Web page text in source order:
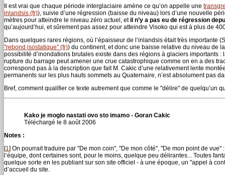
Il est vrai que chaque période interglaciaire amène ce qu’on appelle une
inlandsis (fr)), suivie d’une régression (baisse du niveau) lors d’une nouvelle
mètres pour atteindre le niveau zéro actuel, etil n’y a pas eu de régression
qu’aujourd’hui, et sûrement pas assez pour atteindre Visoko qui est à plus de
Dans quelques rares régions, où l’épaisseur de l’inlandsis était très
"rebond isostatique" (fr)) du continent, et donc une baisse relative du niveau de
possibilité d’inondations brutales existe dans des régions à glaciers importants
rupture du barrage peut amener une crue catastrophique comme on en a des
correspond pas à la description que fait M. Cakic d’une relativement lente
permanents sur les plus hauts sommets au Quaternaire, n’est absolument pas
Bref, comment qualifier ce texte autrement que comme le "délire" de quelqu’un
Kako je moglo nastati ovo sto imamo - Goran Cakic
Téléchargé le 8 août 2006
Notes :
[1] On pourrait traduire par "De mon coin", "De mon côté", "De mon point de
l’équipe, dont certaines sont, pour le moins, quelque peu délirantes... Toutes
quelque sorte en les publiant sur son site officiel - à une époque, un "appel à
d’accueil du site.